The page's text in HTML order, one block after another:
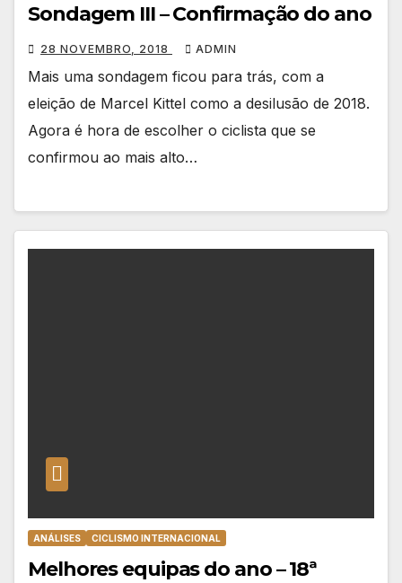
Sondagem III – Confirmação do ano
28 NOVEMBRO, 2018 ADMIN
Mais uma sondagem ficou para trás, com a
eleição de Marcel Kittel como a desilusão de 2018.
Agora é hora de escolher o ciclista que se
confirmou ao mais alto…
ANÁLISES CICLISMO INTERNACIONAL
Melhores equipas do ano – 18ª